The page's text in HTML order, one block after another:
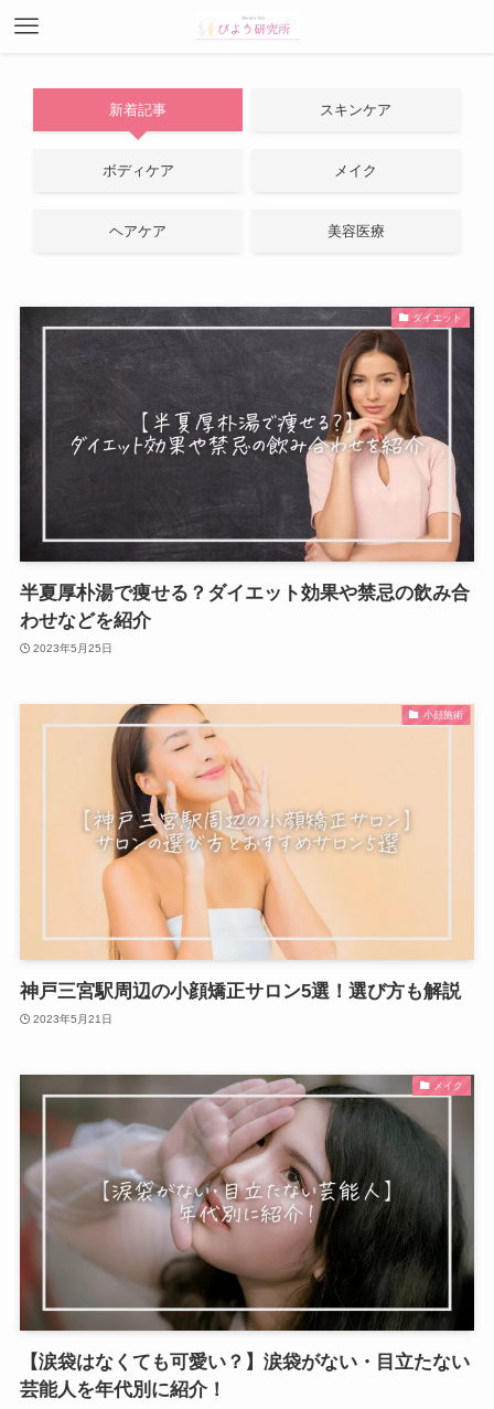
新着記事 スキンケア
ボディケア メイク
ヘアケア 美容医療
ダイエット
半夏厚朴湯で痩せる？ダイエット効果や禁忌の飲み合
わせなどを紹介
2023年5月25日
小顔施術
神戸三宮駅周辺の小顔矯正サロン5選！選び方も解説
2023年5月21日
メイク
【涙袋はなくても可愛い？】涙袋がない・目立たない
芸能人を年代別に紹介！